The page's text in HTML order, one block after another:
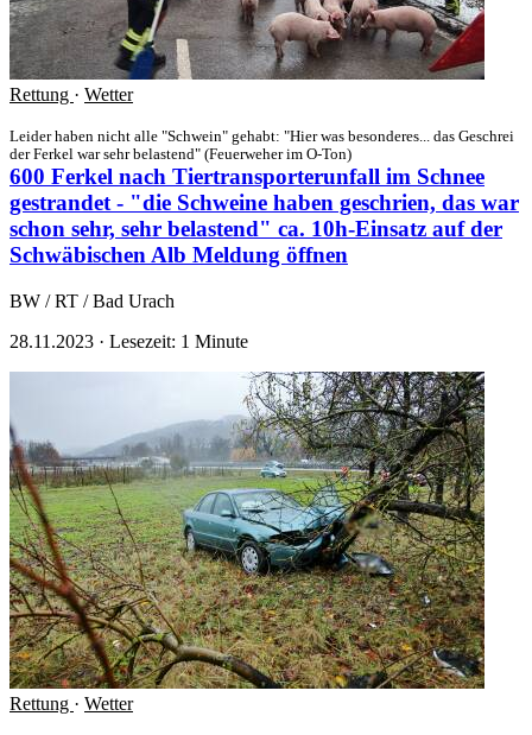
Rettung · Wetter
Leider haben nicht alle "Schwein" gehabt: "Hier was besonderes... das Geschrei
der Ferkel war sehr belastend" (Feuerweher im O-Ton)
600 Ferkel nach Tiertransporterunfall im Schnee
gestrandet - "die Schweine haben geschrien, das war
schon sehr, sehr belastend" ca. 10h-Einsatz auf der
Schwäbischen Alb Meldung öffnen
BW / RT / Bad Urach
28.11.2023 · Lesezeit: 1 Minute
Rettung · Wetter